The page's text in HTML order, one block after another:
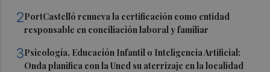
2PortCastelló renueva la certificación como entidad
responsable en conciliación laboral y familiar
3Psicología, Educación Infantil o Inteligencia Artificial:
Onda planifica con la Uned su aterrizaje en la localidad